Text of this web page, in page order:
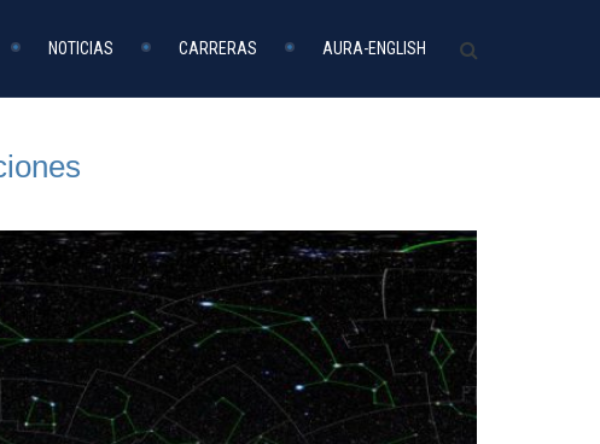
NOTICIAS CARRERAS AURA-ENGLISH